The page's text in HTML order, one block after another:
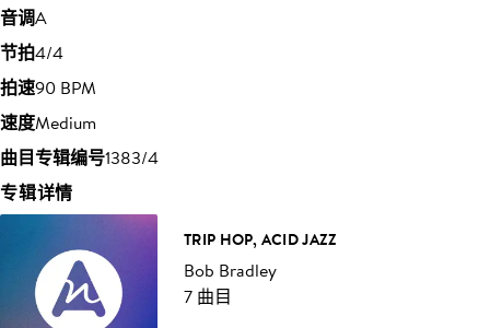
音调A
节拍4/4
拍速90 BPM
速度Medium
曲目专辑编号1383/4
专辑详情
TRIP HOP, ACID JAZZ
Bob Bradley
7 曲目